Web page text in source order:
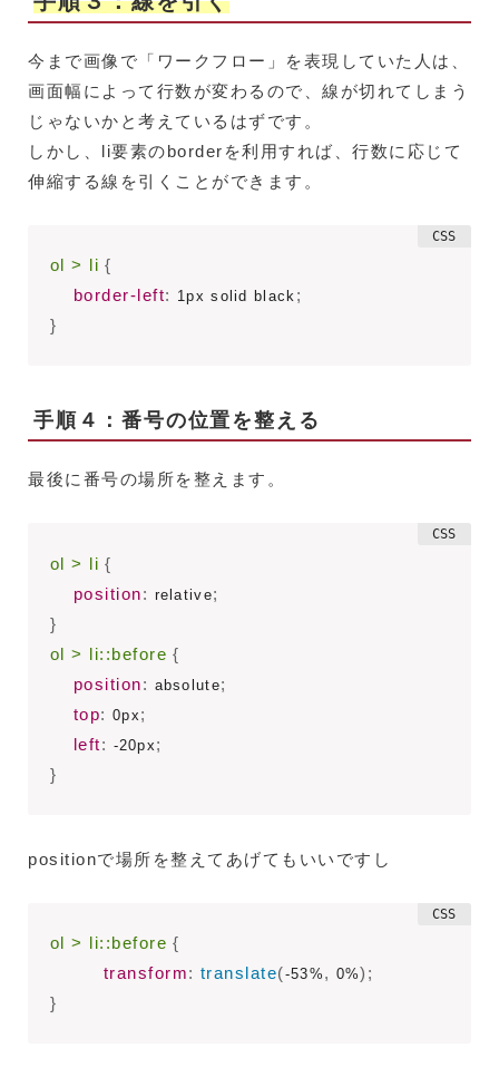
今まで画像で「ワークフロー」を表現していた人は、
画面幅によって行数が変わるので、線が切れてしまう
じゃないかと考えているはずです。
しかし、li要素のborderを利用すれば、行数に応じて
伸縮する線を引くことができます。
ol > li {
border-left: 1px solid black ;
}
手順４：番号の位置を整える
最後に番号の場所を整えます。
ol > li {
position: relative;
}
ol > li::before {
position: absolute;
top: 0px ;
left: -20px ;
}
positionで場所を整えてあげてもいいですし
ol > li::before {
transform: translate(-53% , 0%) ;
}